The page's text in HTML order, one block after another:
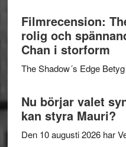
Filmrecension:
rolig och
Chan i storform
The Shadow´s Edge
Nu börjar valet
kan styra Mauri?
Den 10 augusti 2026 har